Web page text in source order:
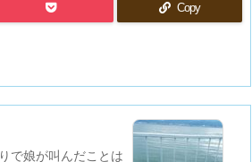
Copy
で娘が叫んだことは